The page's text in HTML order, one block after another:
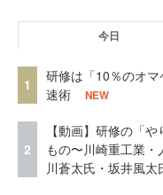
今日
1
研修は「10％のオ
速術
NEW
2
【動画】研修の「
もの〜川崎重工業
川蒼太氏・坂井風太